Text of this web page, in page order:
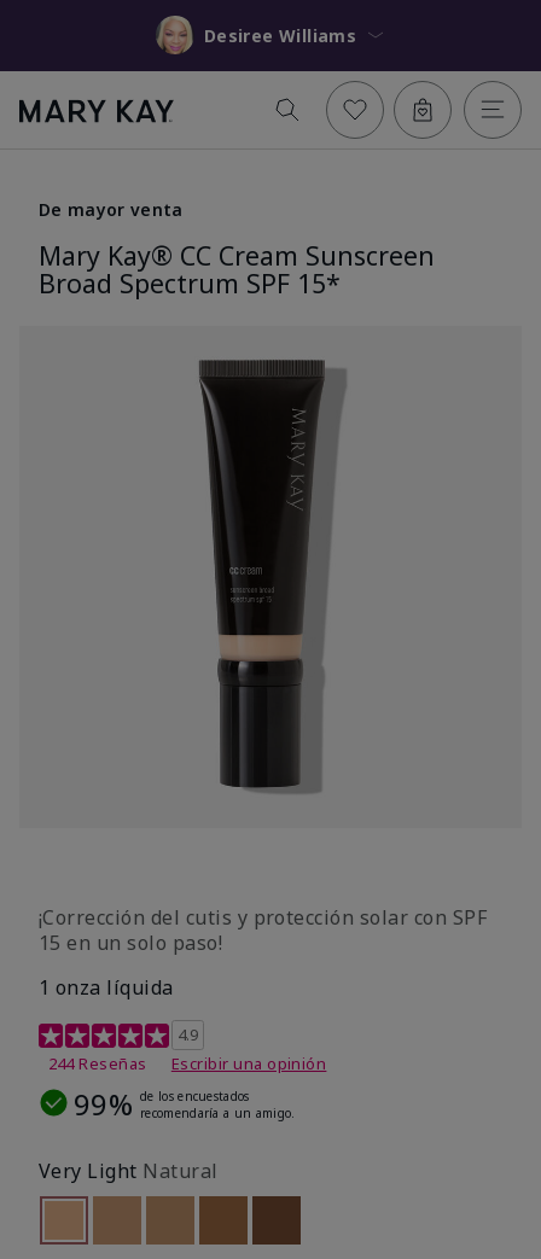
Desiree Williams
De mayor venta
Mary Kay® CC Cream Sunscreen
Broad Spectrum SPF 15*
¡Corrección del cutis y protección solar con SPF
15 en un solo paso!
1 onza líquida
Calificación de clientes de 3,7 de 5
4.9
244 Reseñas
Escribir una opinión
99% de los encuestados
recomendaría a un amigo.
Very Light Natural
seleccionado
Out of stock